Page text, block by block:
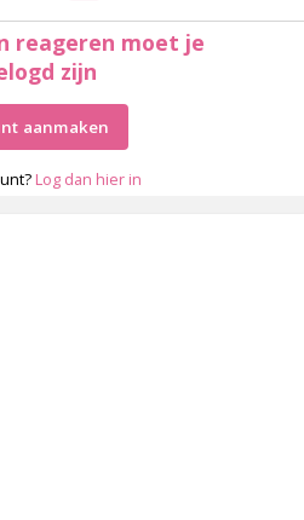
reageren moet je
zijn
aanmaken
Log dan hier in